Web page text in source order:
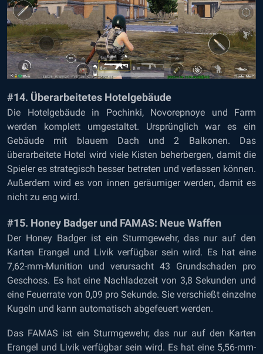
#14. Überarbeitetes Hotelgebäude
Die Hotelgebäude in Pochinki, Novorepnoye und Farm
werden komplett umgestaltet. Ursprünglich war es ein
Gebäude mit blauem Dach und 2 Balkonen. Das
überarbeitete Hotel wird viele Kisten beherbergen, damit die
Spieler es strategisch besser betreten und verlassen können.
Außerdem wird es von innen geräumiger werden, damit es
nicht zu eng wird.
#15. Honey Badger und FAMAS: Neue Waffen
Der Honey Badger ist ein Sturmgewehr, das nur auf den
Karten Erangel und Livik verfügbar sein wird. Es hat eine
7,62-mm-Munition und verursacht 43 Grundschaden pro
Geschoss. Es hat eine Nachladezeit von 3,8 Sekunden und
eine Feuerrate von 0,09 pro Sekunde. Sie verschießt einzelne
Kugeln und kann automatisch abgefeuert werden.
Das FAMAS ist ein Sturmgewehr, das nur auf den Karten
Erangel und Livik verfügbar sein wird. Es hat eine 5,56-mm-